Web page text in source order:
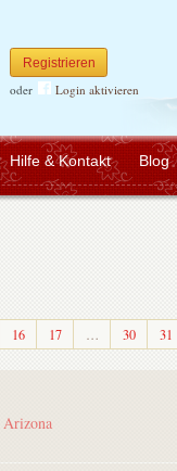
Registrieren
oder Login aktivieren
Hilfe & Kontakt Blog
16 17 … 30 31
Arizona